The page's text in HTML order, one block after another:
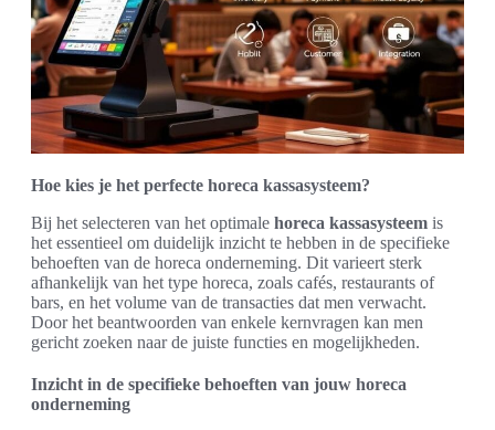
Hoe kies je het perfecte horeca kassasysteem?
Bij het selecteren van het optimale horeca kassasysteem is
het essentieel om duidelijk inzicht te hebben in de specifieke
behoeften van de horeca onderneming. Dit varieert sterk
afhankelijk van het type horeca, zoals cafés, restaurants of
bars, en het volume van de transacties dat men verwacht.
Door het beantwoorden van enkele kernvragen kan men
gericht zoeken naar de juiste functies en mogelijkheden.
Inzicht in de specifieke behoeften van jouw horeca
onderneming